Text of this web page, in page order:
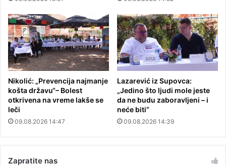
Nikolić: „Prevencija najmanje
košta državu“– Bolest
otkrivena na vreme lakše se
leči
09.08.2026 14:47
Lazarević iz Supovca:
„Jedino što ljudi mole jeste
da ne budu zaboravljeni – i
neće biti“
09.08.2026 14:39
Zapratite nas